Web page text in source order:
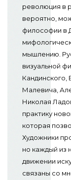
революция в
вероятно,
философии в
мышлению.
визуальной
Кандинского,
Малевича,
Николая
практику
которая
Художники
но каждый из
движении
связаны со